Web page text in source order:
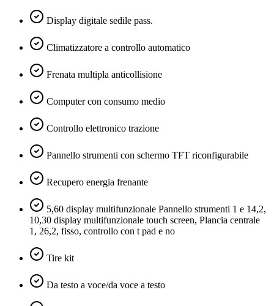
Display digitale sedile pass.
Climatizzatore a controllo automatico
Frenata multipla anticollisione
Computer con consumo medio
Controllo elettronico trazione
Pannello strumenti con schermo TFT riconfigurabile
Recupero energia frenante
5,60 display multifunzionale Pannello strumenti 1 e 14,2,
10,30 display multifunzionale touch screen, Plancia centrale
1, 26,2, fisso, controllo con t pad e no
Tire kit
Da testo a voce/da voce a testo